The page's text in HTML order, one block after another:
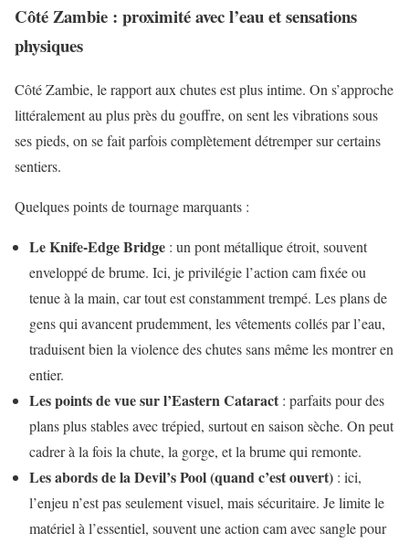
Côté Zambie : proximité avec l’eau et sensations
physiques
Côté Zambie, le rapport aux chutes est plus intime. On s’approche
littéralement au plus près du gouffre, on sent les vibrations sous
ses pieds, on se fait parfois complètement détremper sur certains
sentiers.
Quelques points de tournage marquants :
Le Knife-Edge Bridge : un pont métallique étroit, souvent
enveloppé de brume. Ici, je privilégie l’action cam fixée ou
tenue à la main, car tout est constamment trempé. Les plans de
gens qui avancent prudemment, les vêtements collés par l’eau,
traduisent bien la violence des chutes sans même les montrer en
entier.
Les points de vue sur l’Eastern Cataract : parfaits pour des
plans plus stables avec trépied, surtout en saison sèche. On peut
cadrer à la fois la chute, la gorge, et la brume qui remonte.
Les abords de la Devil’s Pool (quand c’est ouvert) : ici,
l’enjeu n’est pas seulement visuel, mais sécuritaire. Je limite le
matériel à l’essentiel, souvent une action cam avec sangle pour